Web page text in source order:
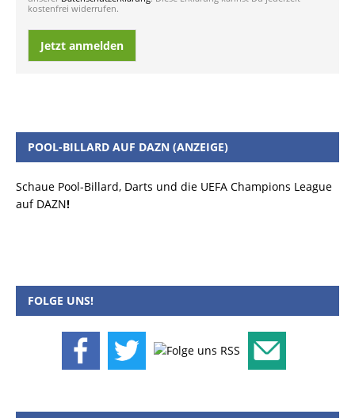
kostenfrei widerrufen.
Jetzt anmelden
POOL-BILLARD AUF DAZN (ANZEIGE)
Schaue Pool-Billard, Darts und die UEFA Champions League
auf DAZN!
FOLGE UNS!